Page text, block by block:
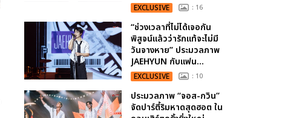
EXCLUSIVE : 16
“ช่วงเวลาที่ไม่ได้เจอกัน
พิสูจน์แล้วว่ารักแท้จะไม่มี
วันจางหาย” ประมวลภาพ
JAEHYUN กับแฟน...
EXCLUSIVE : 10
ประมวลภาพ “จอส-กวิน”
จัดปาร์ตี้ริมหาดสุดฮอต ใน